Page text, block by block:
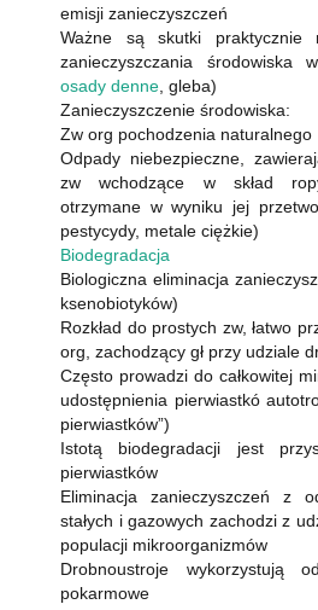
emisji zanieczyszczeń
Ważne są skutki praktycznie
zanieczyszczania środowiska
osady denne , gleba)
Zanieczyszczenie środowiska:
Zw org pochodzenia naturalnego
Odpady niebezpieczne,
zw wchodzące w skład
otrzymane w wyniku jej
pestycydy, metale ciężkie)
Biodegradacja
Biologiczna eliminacja
ksenobiotyków)
Rozkład do prostych zw, łatwo
org, zachodzący gł przy udziale
Często prowadzi do całkowitej
udostępnienia pierwiastkó
pierwiastków”)
Istotą biodegradacji jest
pierwiastków
Eliminacja zanieczyszczeń z
stałych i gazowych zachodzi z
populacji mikroorganizmów
Drobnoustroje wykorzystują
pokarmowe